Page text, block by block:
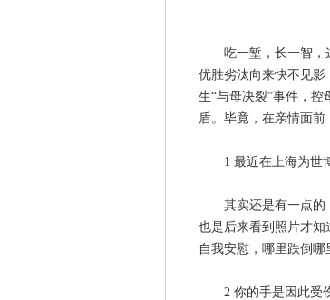
吃一堑，长一智，这
优胜劣汰向来快不见
生“与母决裂”事件，控
盾。毕竟，在亲情面前
1 最近在上海为世
其实还是有一点的，
也是后来看到照片才
自我安慰，哪里跌倒哪
2 你的手是因此受